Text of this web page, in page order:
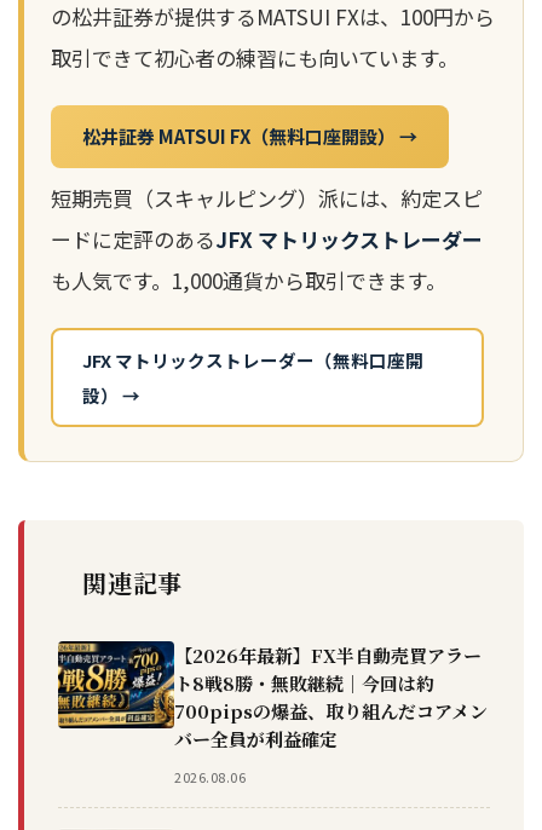
の松井証券が提供するMATSUI FXは、100円から
取引できて初心者の練習にも向いています。
松井証券 MATSUI FX（無料口座開設） →
短期売買（スキャルピング）派には、約定スピ
ードに定評のあるJFX マトリックストレーダー
も人気です。1,000通貨から取引できます。
JFX マトリックストレーダー（無料口座開
設） →
関連記事
【2026年最新】FX半自動売買アラー
ト8戦8勝・無敗継続｜今回は約
700pipsの爆益、取り組んだコアメン
バー全員が利益確定
2026.08.06